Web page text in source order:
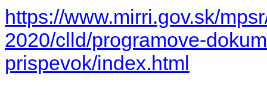
https://www.mirri.gov.sk/
2020/clld/programove-
prispevok/index.html